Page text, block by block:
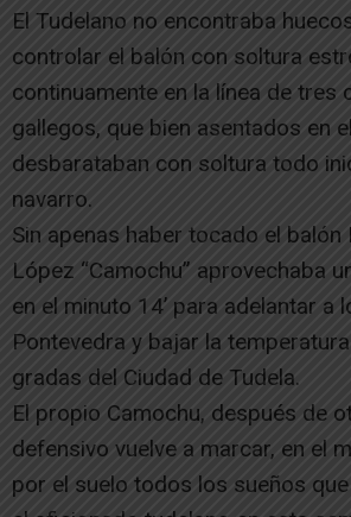
El Tudelano no encontraba
controlar el balón con soltura
continuamente en la línea de tres
gallegos, que bien asentados en
desbarataban con soltura todo
navarro.
Sin apenas haber tocado el balón
López “Camochu” aprovechaba
en el minuto 14’ para adelantar a
Pontevedra y bajar la
gradas del Ciudad de Tudela.
El propio Camochu, después de
defensivo vuelve a marcar, en el
por el suelo todos los sueños